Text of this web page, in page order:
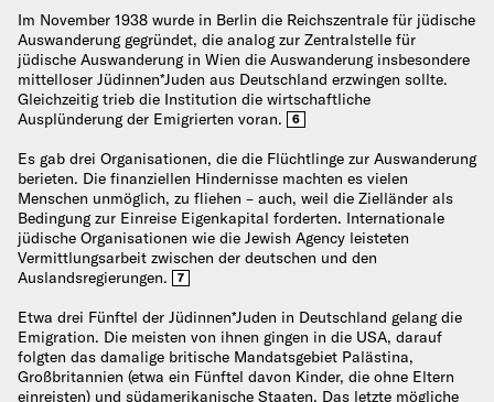
Im November 1938 wurde in Berlin die Reichszentrale für jüdische
Auswanderung gegründet, die analog zur Zentralstelle für
jüdische Auswanderung in Wien die Auswanderung insbesondere
mittelloser Jüdinnen*Juden aus Deutschland erzwingen sollte.
Gleichzeitig trieb die Institution die wirtschaftliche
Ausplünderung der Emigrierten voran.
6
Es gab drei Organisationen, die die Flüchtlinge zur Auswanderung
berieten. Die finanziellen Hindernisse machten es vielen
Menschen unmöglich, zu fliehen – auch, weil die Zielländer als
Bedingung zur Einreise Eigenkapital forderten. Internationale
jüdische Organisationen wie die Jewish Agency leisteten
Vermittlungsarbeit zwischen der deutschen und den
Auslandsregierungen.
7
Etwa drei Fünftel der Jüdinnen*Juden in Deutschland gelang die
Emigration. Die meisten von ihnen gingen in die USA, darauf
folgten das damalige britische Mandatsgebiet Palästina,
Großbritannien (etwa ein Fünftel davon Kinder, die ohne Eltern
einreisten) und südamerikanische Staaten. Das letzte mögliche